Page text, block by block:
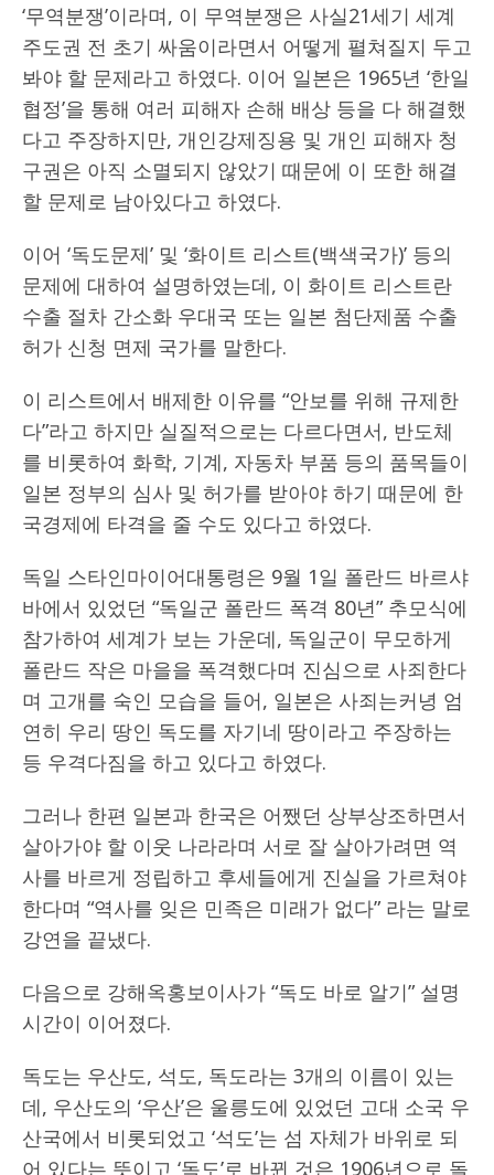
‘무역분쟁’이라며, 이 무역분쟁은 사실21세기 세계
주도권 전 초기 싸움이라면서 어떻게 펼쳐질지 두고
봐야 할 문제라고 하였다. 이어 일본은 1965년 ‘한일
협정’을 통해 여러 피해자 손해 배상 등을 다 해결했
다고 주장하지만, 개인강제징용 및 개인 피해자 청
구권은 아직 소멸되지 않았기 때문에 이 또한 해결
할 문제로 남아있다고 하였다.
이어 ‘독도문제’ 및 ‘화이트 리스트(백색국가)’ 등의
문제에 대하여 설명하였는데, 이 화이트 리스트란
수출 절차 간소화 우대국 또는 일본 첨단제품 수출
허가 신청 면제 국가를 말한다.
이 리스트에서 배제한 이유를 “안보를 위해 규제한
다”라고 하지만 실질적으로는 다르다면서, 반도체
를 비롯하여 화학, 기계, 자동차 부품 등의 품목들이
일본 정부의 심사 및 허가를 받아야 하기 때문에 한
국경제에 타격을 줄 수도 있다고 하였다.
독일 스타인마이어대통령은 9월 1일 폴란드 바르샤
바에서 있었던 “독일군 폴란드 폭격 80년” 추모식에
참가하여 세계가 보는 가운데, 독일군이 무모하게
폴란드 작은 마을을 폭격했다며 진심으로 사죄한다
며 고개를 숙인 모습을 들어, 일본은 사죄는커녕 엄
연히 우리 땅인 독도를 자기네 땅이라고 주장하는
등 우격다짐을 하고 있다고 하였다.
그러나 한편 일본과 한국은 어쨌던 상부상조하면서
살아가야 할 이웃 나라라며 서로 잘 살아가려면 역
사를 바르게 정립하고 후세들에게 진실을 가르쳐야
한다며 “역사를 잊은 민족은 미래가 없다” 라는 말로
강연을 끝냈다.
다음으로 강해옥홍보이사가 “독도 바로 알기” 설명
시간이 이어졌다.
독도는 우산도, 석도, 독도라는 3개의 이름이 있는
데, 우산도의 ‘우산’은 울릉도에 있었던 고대 소국 우
산국에서 비롯되었고 ‘석도’는 섬 자체가 바위로 되
어 있다는 뜻이고 ‘독도’로 바뀐 것은 1906년으로 돌